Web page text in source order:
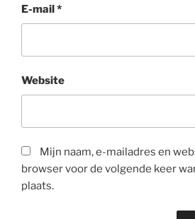
E-mail *
Website
Mijn naam, e-mailadres en
browser voor de volgende keer
plaats.